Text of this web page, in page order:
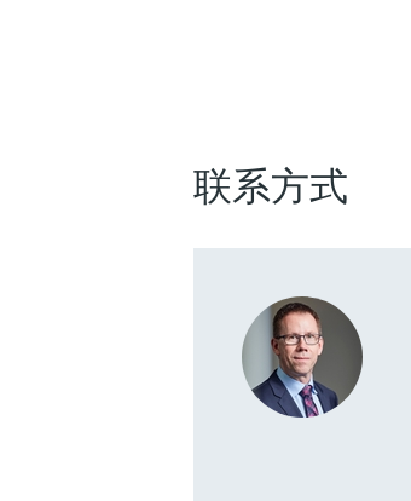
联系方式